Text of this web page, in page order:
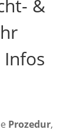
&
Prozedur,